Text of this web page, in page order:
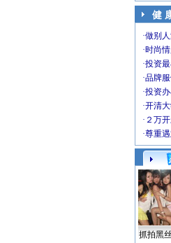
健
·做别
·时尚
·投资
·品牌
·投资
·开清
· ２万
·尊重
抓拍黑